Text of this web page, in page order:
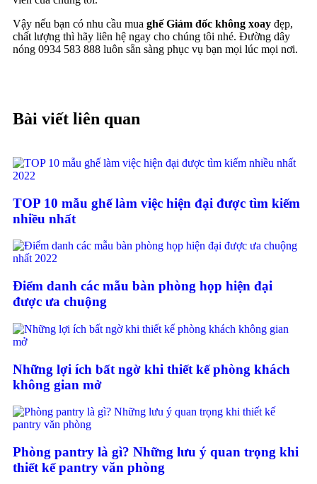
Vậy nếu bạn có nhu cầu mua ghế Giám đốc không xoay đẹp,
chất lượng thì hãy liên hệ ngay cho chúng tôi nhé. Đường dây
nóng 0934 583 888 luôn sẵn sàng phục vụ bạn mọi lúc mọi nơi.
Bài viết liên quan
TOP 10 mẫu ghế làm việc hiện đại được tìm kiếm
nhiều nhất
Điểm danh các mẫu bàn phòng họp hiện đại
được ưa chuộng
Những lợi ích bất ngờ khi thiết kế phòng khách
không gian mở
Phòng pantry là gì? Những lưu ý quan trọng khi
thiết kế pantry văn phòng